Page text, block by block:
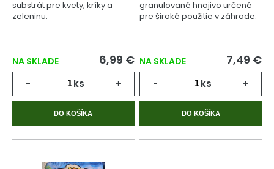
substrát pre kvety, kríky a
zeleninu.
NA SKLADE 6,99 €
- ks +
DO KOŠÍKA
granulované hnojivo určené
pre široké použitie v záhrade.
NA SKLADE 7,49 €
- ks +
DO KOŠÍKA